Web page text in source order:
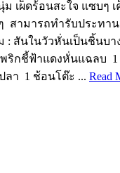
ม เผ็ดร้อนสะใจ แซบๆ
สามารถทำรับประทาน
: สันในวัวหั่นเป็นชิ้นบา
ริกชี้ฟ้าแดงหั่นแฉลบ 1
ลา 1 ช้อนโต๊ะ ... Read